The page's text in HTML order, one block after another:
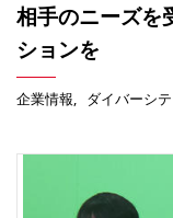
相手のニーズを
ションを
企業情報 ダイバーシ